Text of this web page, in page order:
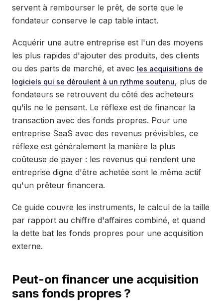
servent à rembourser le prêt, de sorte que le
fondateur conserve le cap table intact.
Acquérir une autre entreprise est l'un des moyens
les plus rapides d'ajouter des produits, des clients
ou des parts de marché, et avec les acquisitions de
logiciels qui se déroulent à un rythme soutenu, plus de
fondateurs se retrouvent du côté des acheteurs
qu'ils ne le pensent. Le réflexe est de financer la
transaction avec des fonds propres. Pour une
entreprise SaaS avec des revenus prévisibles, ce
réflexe est généralement la manière la plus
coûteuse de payer : les revenus qui rendent une
entreprise digne d'être achetée sont le même actif
qu'un prêteur financera.
Ce guide couvre les instruments, le calcul de la taille
par rapport au chiffre d'affaires combiné, et quand
la dette bat les fonds propres pour une acquisition
externe.
Peut-on financer une acquisition
sans fonds propres ?